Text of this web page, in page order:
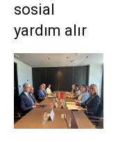
sosial
yardım alır